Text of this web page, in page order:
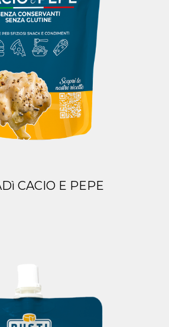
CACIO E PEPE